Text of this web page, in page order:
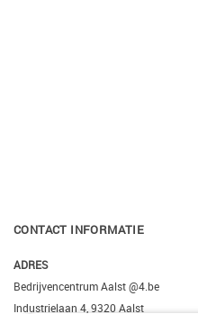
CONTACT INFORMATIE
ADRES
Bedrijvencentrum Aalst @4.be
Industrielaan 4, 9320 Aalst